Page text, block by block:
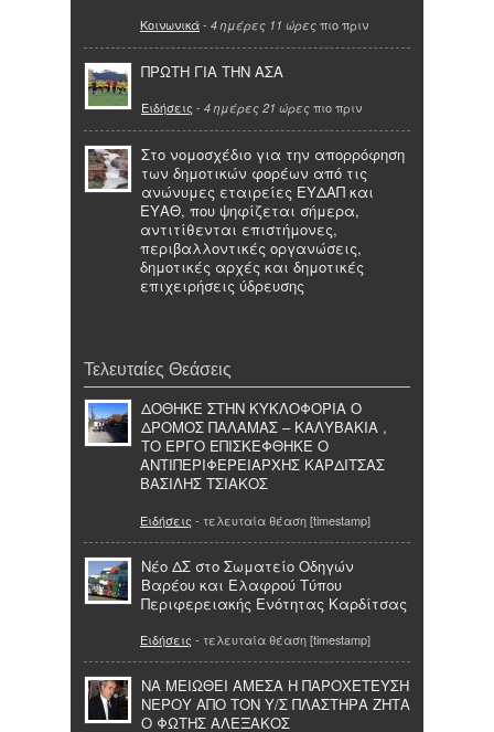
Κοινωνικά- 4 ημέρες 11 ώρες πιο πριν
ΠΡΩΤΗ ΓΙΑ ΤΗΝ ΑΣΑ
Ειδήσεις - 4 ημέρες 21 ώρες πιο πριν
Στο νομοσχέδιο για την απορρόφηση
των δημοτικών φορέων από τις
ανώνυμες εταιρείες ΕΥΔΑΠ και
ΕΥΑΘ, που ψηφίζεται σήμερα,
αντιτίθενται επιστήμονες,
περιβαλλοντικές οργανώσεις,
δημοτικές αρχές και δημοτικές
επιχειρήσεις ύδρευσης
Τελευταίες Θεάσεις
ΔΟΘΗΚΕ ΣΤΗΝ ΚΥΚΛΟΦΟΡΙΑ Ο
ΔΡΟΜΟΣ ΠΑΛΑΜΑΣ – ΚΑΛΥΒΑΚΙΑ ,
ΤΟ ΕΡΓΟ ΕΠΙΣΚΕΦΘΗΚΕ Ο
ΑΝΤΙΠΕΡΙΦΕΡΕΙΑΡΧΗΣ ΚΑΡΔΙΤΣΑΣ
ΒΑΣΙΛΗΣ ΤΣΙΑΚΟΣ
Ειδήσεις - τελευταία θέαση [timestamp]
Νέο ΔΣ στο Σωματείο Οδηγών
Βαρέου και Ελαφρού Τύπου
Περιφερειακής Ενότητας Καρδίτσας
Ειδήσεις - τελευταία θέαση [timestamp]
ΝΑ ΜΕΙΩΘΕΙ ΑΜΕΣΑ Η ΠΑΡΟΧΕΤΕΥΣΗ
ΝΕΡΟΥ ΑΠΟ ΤΟΝ Υ/Σ ΠΛΑΣΤΗΡΑ ΖΗΤΑ
Ο ΦΩΤΗΣ ΑΛΕΞΑΚΟΣ